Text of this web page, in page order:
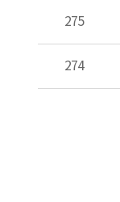
275
274